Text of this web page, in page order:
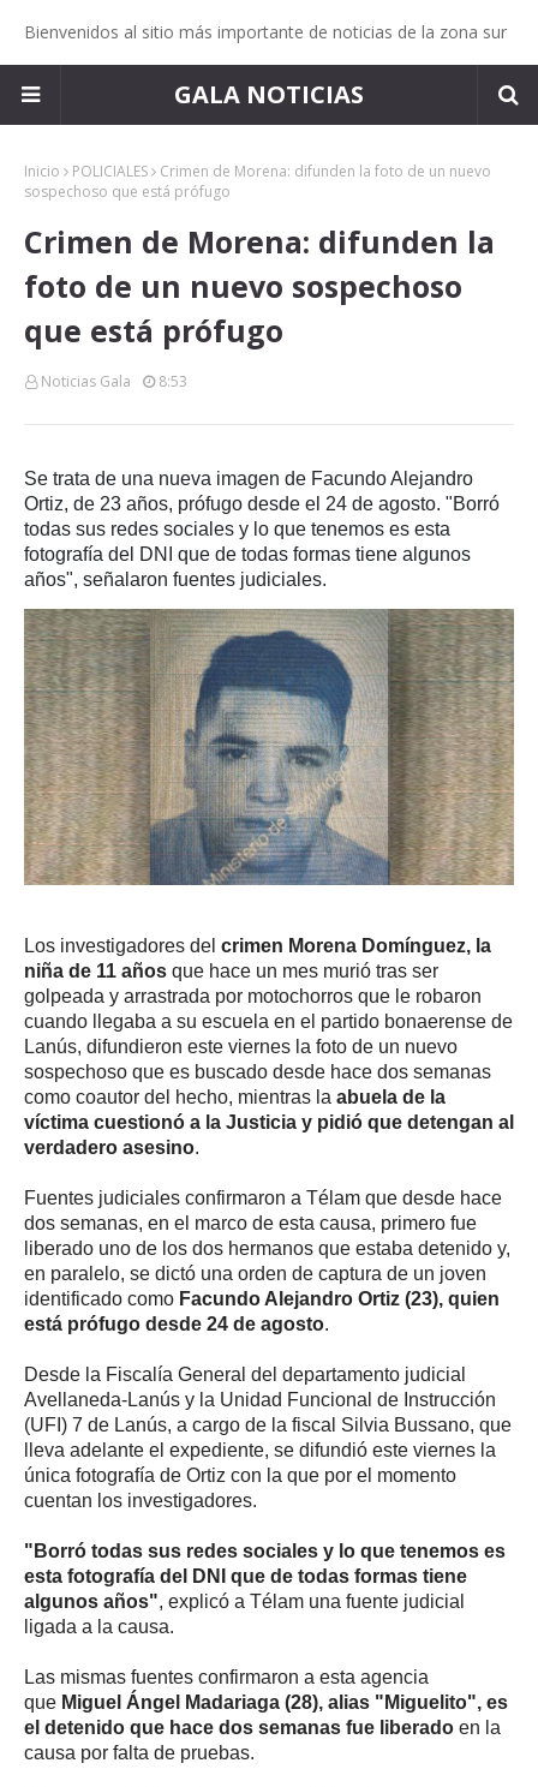
Bienvenidos al sitio más importante de noticias de la zona sur
GALA NOTICIAS
Inicio POLICIALES
Crimen de Morena: difunden la foto de un nuevo
sospechoso que está prófugo
Crimen de Morena: difunden la
foto de un nuevo sospechoso
que está prófugo
Noticias Gala 8:53
Se trata de una nueva imagen de Facundo Alejandro
Ortiz, de 23 años, prófugo desde el 24 de agosto. "Borró
todas sus redes sociales y lo que tenemos es esta
fotografía del DNI que de todas formas tiene algunos
años", señalaron fuentes judiciales.
Los investigadores del crimen Morena Domínguez, la
niña de 11 años que hace un mes murió tras ser
golpeada y arrastrada por motochorros que le robaron
cuando llegaba a su escuela en el partido bonaerense de
Lanús, difundieron este viernes la foto de un nuevo
sospechoso que es buscado desde hace dos semanas
como coautor del hecho, mientras la abuela de la
víctima cuestionó a la Justicia y pidió que detengan al
verdadero asesino.
Fuentes judiciales confirmaron a Télam que desde hace
dos semanas, en el marco de esta causa, primero fue
liberado uno de los dos hermanos que estaba detenido y,
en paralelo, se dictó una orden de captura de un joven
identificado como Facundo Alejandro Ortiz (23), quien
está prófugo desde 24 de agosto.
Desde la Fiscalía General del departamento judicial
Avellaneda-Lanús y la Unidad Funcional de Instrucción
(UFI) 7 de Lanús, a cargo de la fiscal Silvia Bussano, que
lleva adelante el expediente, se difundió este viernes la
única fotografía de Ortiz con la que por el momento
cuentan los investigadores.
"Borró todas sus redes sociales y lo que tenemos es
esta fotografía del DNI que de todas formas tiene
algunos años", explicó a Télam una fuente judicial
ligada a la causa.
Las mismas fuentes confirmaron a esta agencia
que Miguel Ángel Madariaga (28), alias "Miguelito", es
el detenido que hace dos semanas fue liberado en la
causa por falta de pruebas.